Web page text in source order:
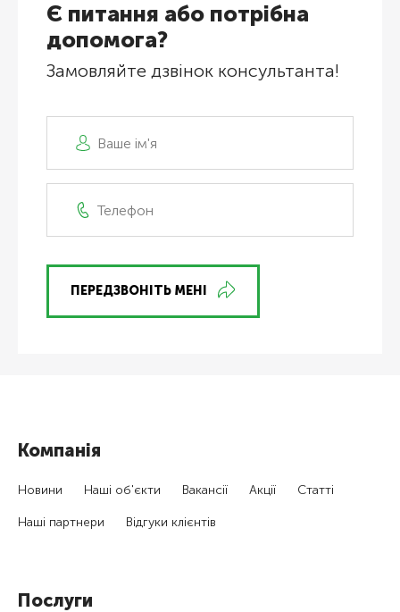
Є питання або потрібна
допомога?
Замовляйте дзвінок консультанта!
ПЕРЕДЗВОНІТЬ МЕНІ
Компанія
Новини Наші об'єкти Вакансії Акції Статті
Наші партнери Відгуки клієнтів
Послуги